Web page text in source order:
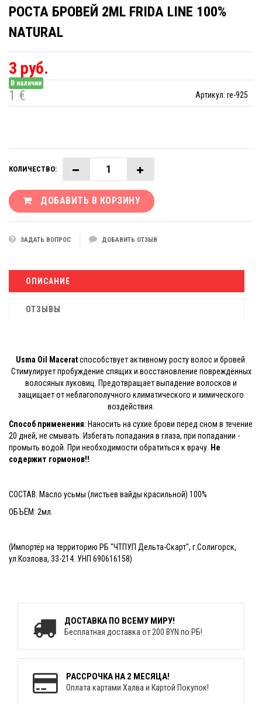
РОСТА БРОВЕЙ 2ML FRIDA LINE 100%
NATURAL
3 руб.
В наличии
Артикул: re-925
1 €
КОЛИЧЕСТВО:
ДОБАВИТЬ В КОРЗИНУ
ЗАДАТЬ ВОПРОС ДОБАВИТЬ ОТЗЫВ
ОПИСАНИЕ
ОТЗЫВЫ
Usma Oil Maceratспособствует активному росту волос и бровей.
Стимулирует пробуждение спящих и восстановление повреждённых
волосяных луковиц. Предотвращает выпадение волосков и
защищает от неблагополучного климатического и химического
воздействия.
Способ применения: Наносить на сухие брови перед сном в течение
20 дней, не смывать. Избегать попадания в глаза, при попадании -
промыть водой. При необходимости обратиться к врачу. Не
содержит гормонов!!
СОСТАВ: Масло усьмы (листьев вайды красильной) 100%
ОБЪЁМ: 2мл.
(Импортёр на территорию РБ "ЧТПУП Дельта-Скарт", г.Солигорск,
ул.Козлова, 33-214. УНП 690616158)
ДОСТАВКА ПО ВСЕМУ МИРУ!
Бесплатная доставка от 200 BYN по РБ!
РАССРОЧКА НА 2 МЕСЯЦА!
Оплата картами Халва и Картой Покупок!